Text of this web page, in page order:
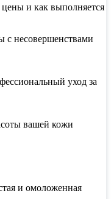
и как выполняется
с несовершенствами
уход за
вашей кожи
и омоложенная